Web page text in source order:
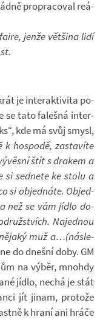
pro­pra­co­val re­á­
jenže vět­šina lidí
je in­ter­ak­ti­vita po­
se tato fa­lešná in­ter­
kde má svůj smysl,
k hos­podě, za­sta­víte
štít s dra­kem a
si sed­nete ke stolu a
si ob­jed­náte. Ob­jed­
než se vám jídlo do­
Na­jed­nou
muž a…(ná­sle­
do dnešní doby. GM
na výběr, mnohdy
jídlo, nechá je stát
jít jinam, pro­tože
k hraní ani hráče